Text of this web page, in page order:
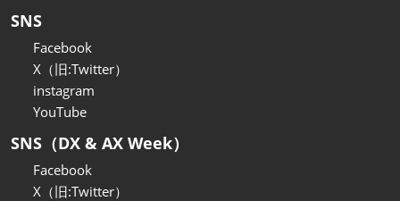
SNS
Facebook
X（旧:Twitter）
instagram
YouTube
SNS（DX & AX Week）
Facebook
X（旧:Twitter）